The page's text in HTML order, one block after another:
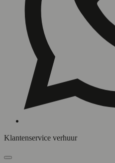
Klantenservice verhuur